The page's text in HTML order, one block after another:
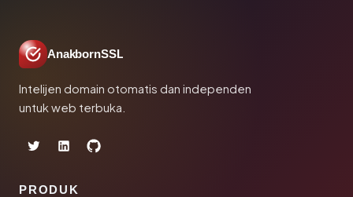
AnakbornSSL
Intelijen domain otomatis dan independen
untuk web terbuka.
PRODUK